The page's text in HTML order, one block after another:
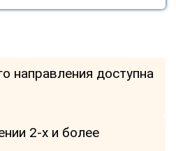
направления доступна
2-х и более